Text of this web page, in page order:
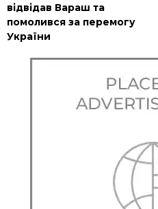
відвідав Вараш та
помолився за перемогу
України